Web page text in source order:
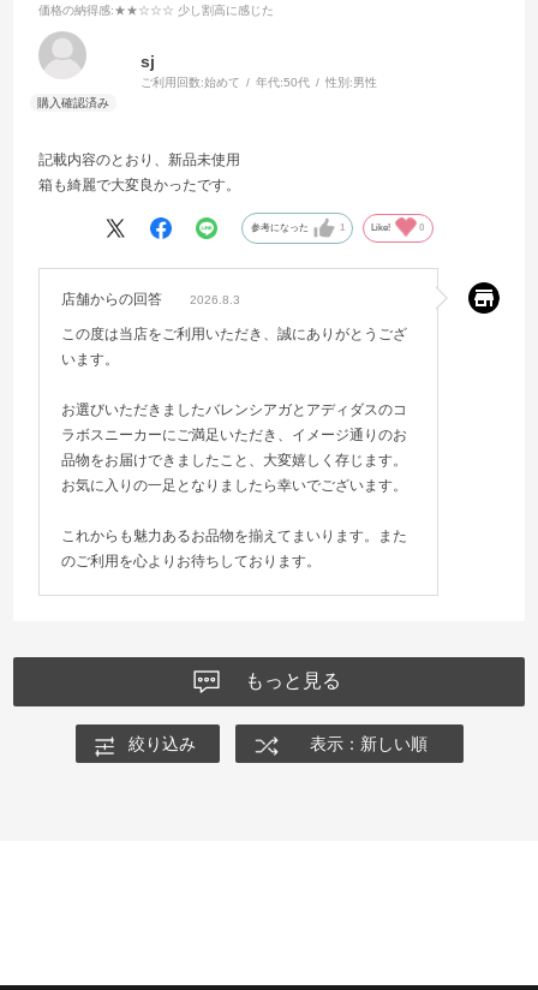
価格の納得感:★★☆☆☆ 少し割高に感じた
sj
ご利用回数:始めて 年代:50代 性別:男性
記載内容のとおり、新品未使用
箱も綺麗で大変良かったです。
参考になった 1 Like! 0
店舗からの回答 2026.8.3
この度は当店をご利用いただき、誠にありがとうござ
います。
お選びいただきましたバレンシアガとアディダスのコ
ラボスニーカーにご満足いただき、イメージ通りのお
品物をお届けできましたこと、大変嬉しく存じます。
お気に入りの一足となりましたら幸いでございます。
これからも魅力あるお品物を揃えてまいります。また
のご利用を心よりお待ちしております。
もっと見る
絞り込み 表示：新しい順